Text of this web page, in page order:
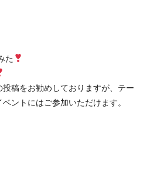
た
稿をお勧めしておりますが、テー
ントにはご参加いただけます。